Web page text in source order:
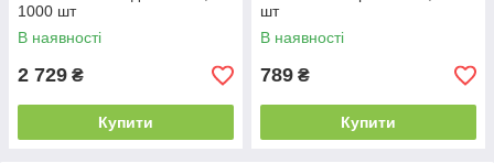
1000 шт
В наявності
2 729 ₴
Купити
шт
В наявності
789 ₴
Купити